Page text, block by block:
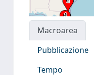
Macroarea
Pubblicazione
Tempo